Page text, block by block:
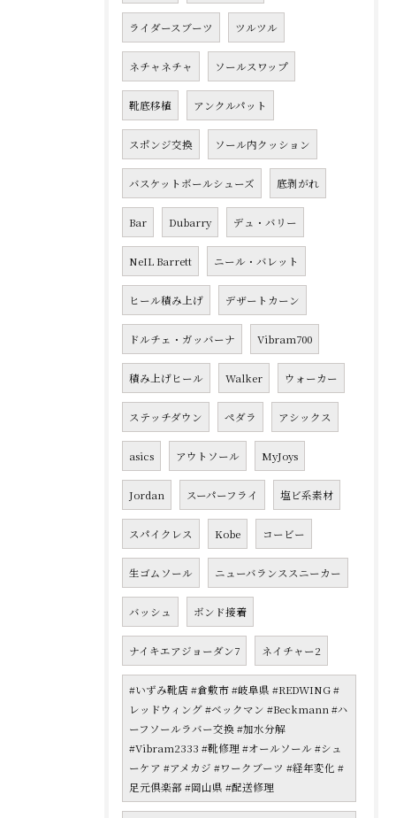
ライダースブーツ ツルツル
ネチャネチャ ソールスワップ
靴底移植 アンクルパット
スポンジ交換 ソール内クッション
バスケットボールシューズ 底剥がれ
Bar Dubarry デュ・バリー
NeIL Barrett ニール・バレット
ヒール積み上げ デザートカーン
ドルチェ・ガッバーナ Vibram700
積み上げヒール Walker ウォーカー
ステッチダウン ペダラ アシックス
asics アウトソール MyJoys
Jordan スーパーフライ 塩ビ系素材
スパイクレス Kobe コービー
生ゴムソール ニューバランススニーカー
バッシュ ボンド接着
ナイキエアジョーダン7 ネイチャー2
#いずみ靴店 #倉敷市 #岐阜県 #REDWING #
レッドウィング #ベックマン #Beckmann #ハ
ーフソールラバー交換 #加水分解
#Vibram2333 #靴修理 #オールソール #シュ
ーケア #アメカジ #ワークブーツ #経年変化 #
足元倶楽部 #岡山県 #配送修理